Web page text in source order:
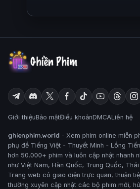
Giới thiệuBảo mậtĐiều khoảnDMCALiên hệ
ghienphim.world - Xem phim online miễn
phụ đề Tiếng Việt - Thuyết Minh - Lồng
hơn 50.000+ phim và luôn cập nhật nhanh
như Việt Nam, Hàn Quốc, Trung Quốc, Thái
Trang web có giao diện trực quan, thuận
thường xuyên cập nhật các bộ phim mới,